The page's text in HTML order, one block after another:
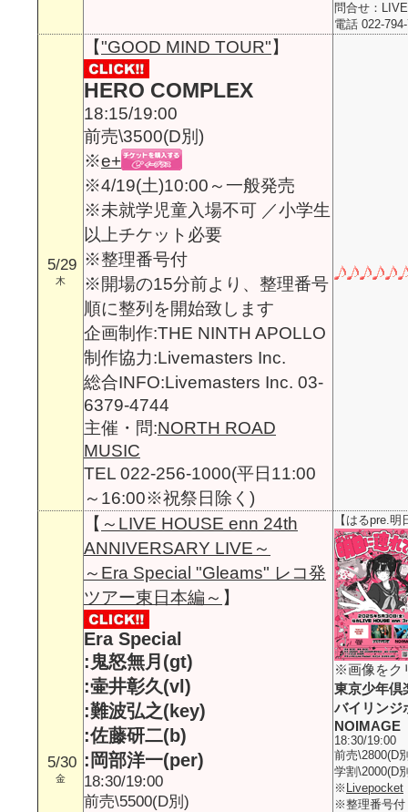
問合せ：
電話 022-
5/29
木
【"GOOD MIND TOUR"】
HERO COMPLEX
18:15/19:00
前売\3500(D別)
※e+
※4/19(土)10:00～一般発売
※未就学児童入場不可 ／小学生
以上チケット必要
※整理番号付
※開場の15分前より、整理番号
順に整列を開始致します
企画制作:THE NINTH APOLLO
制作協力:Livemasters Inc.
総合INFO:Livemasters Inc. 03-
6379-4744
主催・問:NORTH ROAD
MUSIC
TEL 022-256-1000(平日11:00
～16:00※祝祭日除く)
5/30
金
【 ～LIVE HOUSE enn 24th
ANNIVERSARY LIVE～
～Era Special "Gleams" レコ発
ツアー東日本編～ 】
Era Special
:鬼怒無月(gt)
:壷井彰久(vl)
:難波弘之(key)
:佐藤研二(b)
:岡部洋一(per)
18:30/19:00
前売\5500(D別)
【はるpre.
※画像をク
東京少年倶
バイリンジ
NOIMAGE
18:30/19:00
前売\2800(D
学割\2000(D
※ Livepocket
※整理番号付